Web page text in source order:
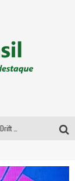
Chega de mistério! Baianas Ozadas lança tema do carnaval de 2026 nesta terça-feira